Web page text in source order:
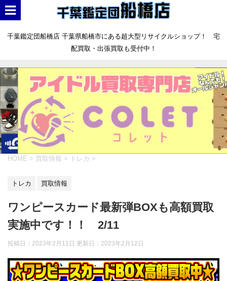
千葉鑑定団船橋店 千葉県船橋市にある超大型リサイクルショップ！ 宅
配買取・出張買取も受付中！
HOME > 買取情報 > トレカ >
トレカ 買取情報
ワンピースカード最新弾BOXも高額買取
実施中です！！ 2/11
投稿日：2023年2月11日 更新日： 2023年2月12日